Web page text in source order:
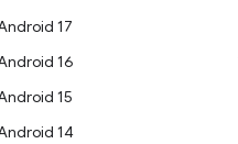
17
16
15
14